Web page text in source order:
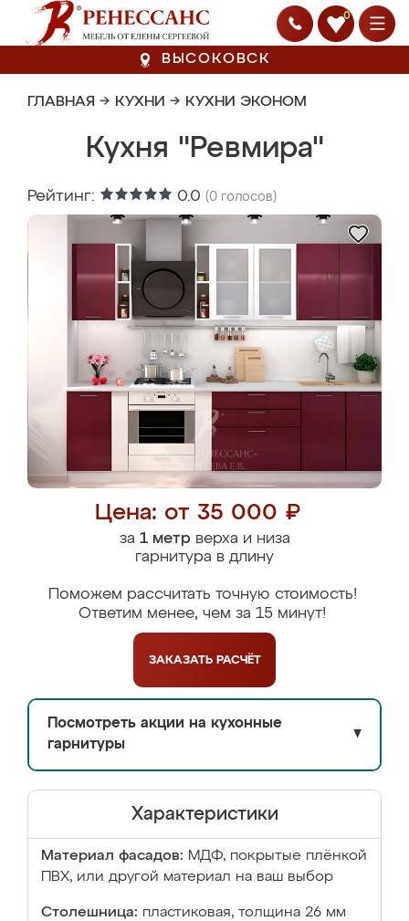
0
ВЫСОКОВСК
ГЛАВНАЯ → КУХНИ → КУХНИ ЭКОНОМ
Кухня "Ревмира"
Рейтинг: 0.0 (0 голосов)
Цена: от 35 000 ₽
за 1 метрверха и низа
гарнитура в длину
Поможем рассчитать точную стоимость!
Ответим менее, чем за 15 минут!
ЗАКАЗАТЬ РАСЧЁТ
Посмотреть акции на кухонные
гарнитуры
▼
Характеристики
Материал фасадов: МДФ, покрытые плёнкой
ПВХ, или другой материал на ваш выбор
Столешница: пластиковая, толщина 26 мм